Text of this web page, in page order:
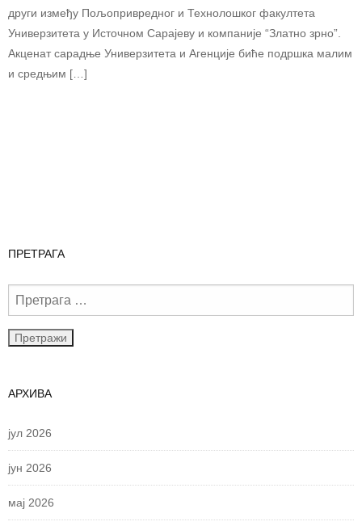
други између Пољопривредног и Технолошког факултета
Универзитета у Источном Сарајеву и компаније “Златно зрно”.
Акценат сарадње Универзитета и Агенције биће подршка малим
и средњим […]
ПРЕТРАГА
АРХИВА
јул 2026
јун 2026
мај 2026